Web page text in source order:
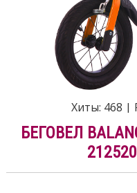
Хиты: 468 |
БЕГОВЕЛ